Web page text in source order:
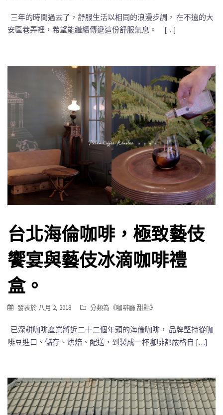
三年的時間過去了，舒服生活以相同的浪漫步調， 在不遠的大
安區巷弄裡，希望能繼續傳遞這份舒服氣息。 […]
台北海倫咖啡，極致藝伎
饗宴與藝伎冰滴咖啡禮
盒。
發表於 八月 2, 2018 分類為《咖啡廳 甜點》
已深耕咖啡產業將近二十二個年頭的海倫咖啡， 品牌堅持從咖
啡豆進口、儲存、烘焙、配送，到製成一杯咖啡都嚴格自 […]